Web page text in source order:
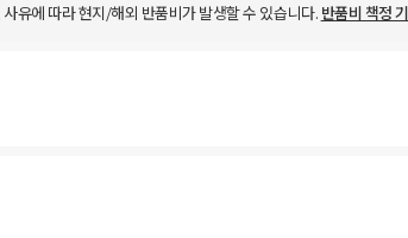
유에 따라 현지/해외 반품비가 발생할 수 있습니다. 반품비 책정